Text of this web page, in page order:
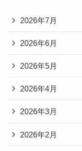
2026年7月
2026年6月
2026年5月
2026年4月
2026年3月
2026年2月